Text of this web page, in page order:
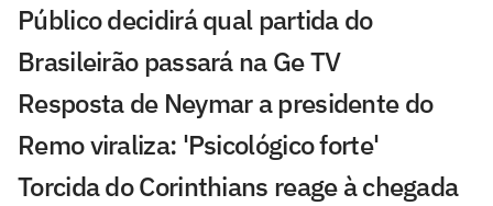
Público decidirá qual partida do
Brasileirão passará na Ge TV
Resposta de Neymar a presidente do
Remo viraliza: 'Psicológico forte'
Torcida do Corinthians reage à chegada